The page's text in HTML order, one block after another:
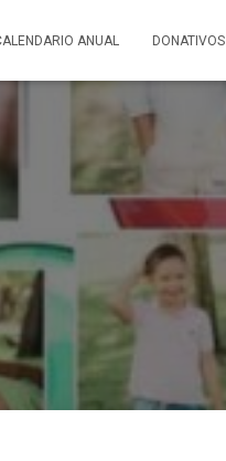
ANUAL DONATIVOS